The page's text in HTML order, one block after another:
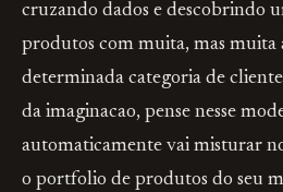
cruzando dados e descobrindo
produtos com muita, mas muita
determinada categoria de
da imaginacao, pense nesse
automaticamente vai misturar
o portfolio de produtos do seu